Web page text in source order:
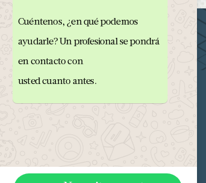
Cuéntenos, ¿en qué podemos
ayudarle? Un profesional se pondrá
en contacto con
usted cuanto antes.